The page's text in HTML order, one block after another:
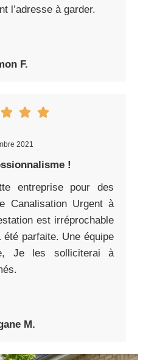
l’adresse à garder.
F.
2021
!
entreprise pour des
Canalisation Urgent à
est irréprochable
parfaite. Une équipe
Je les solliciterai à
M.